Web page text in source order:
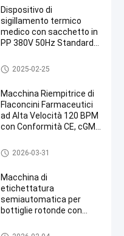
Dispositivo di
sigillamento termico
medico con sacchetto in
PP 380V 50Hz Standard
Sigillare termico medico
2025-02-25
Macchina Riempitrice di
Flaconcini Farmaceutici
ad Alta Velocità 120 BPM
con Conformità CE, cGMP
100 per Riempimento e
Chiusura di Tubi di Vetro
Macchina di riempimento di fla
concini farmaceutici
2026-03-31
Macchina di
etichettatura
semiautomatica per
bottiglie rotonde con
40 bottiglie/min e
macchine per l'etichettatura de